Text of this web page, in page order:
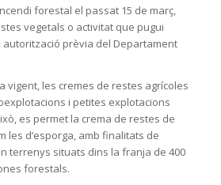
forestal el passat 15 de març,
vegetals o activitat que pugui
prèvia del Departament
vigent, les cremes de restes agrícoles
i petites explotacions
es permet la crema de restes de
les d’esporga, amb finalitats de
terrenys situats dins la franja de 400
forestals.